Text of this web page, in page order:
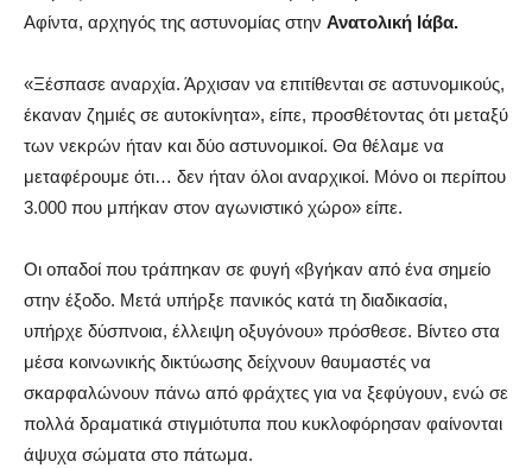
Αφίντα, αρχηγός της αστυνομίας στην Ανατολική Ιάβα.
«Ξέσπασε αναρχία. Άρχισαν να επιτίθενται σε αστυνομικούς,
έκαναν ζημιές σε αυτοκίνητα», είπε, προσθέτοντας ότι μεταξύ
των νεκρών ήταν και δύο αστυνομικοί. Θα θέλαμε να
μεταφέρουμε ότι… δεν ήταν όλοι αναρχικοί. Μόνο οι περίπου
3.000 που μπήκαν στον αγωνιστικό χώρο» είπε.
Οι οπαδοί που τράπηκαν σε φυγή «βγήκαν από ένα σημείο
στην έξοδο. Μετά υπήρξε πανικός κατά τη διαδικασία,
υπήρχε δύσπνοια, έλλειψη οξυγόνου» πρόσθεσε. Βίντεο στα
μέσα κοινωνικής δικτύωσης δείχνουν θαυμαστές να
σκαρφαλώνουν πάνω από φράχτες για να ξεφύγουν, ενώ σε
πολλά δραματικά στιγμιότυπα που κυκλοφόρησαν φαίνονται
άψυχα σώματα στο πάτωμα.